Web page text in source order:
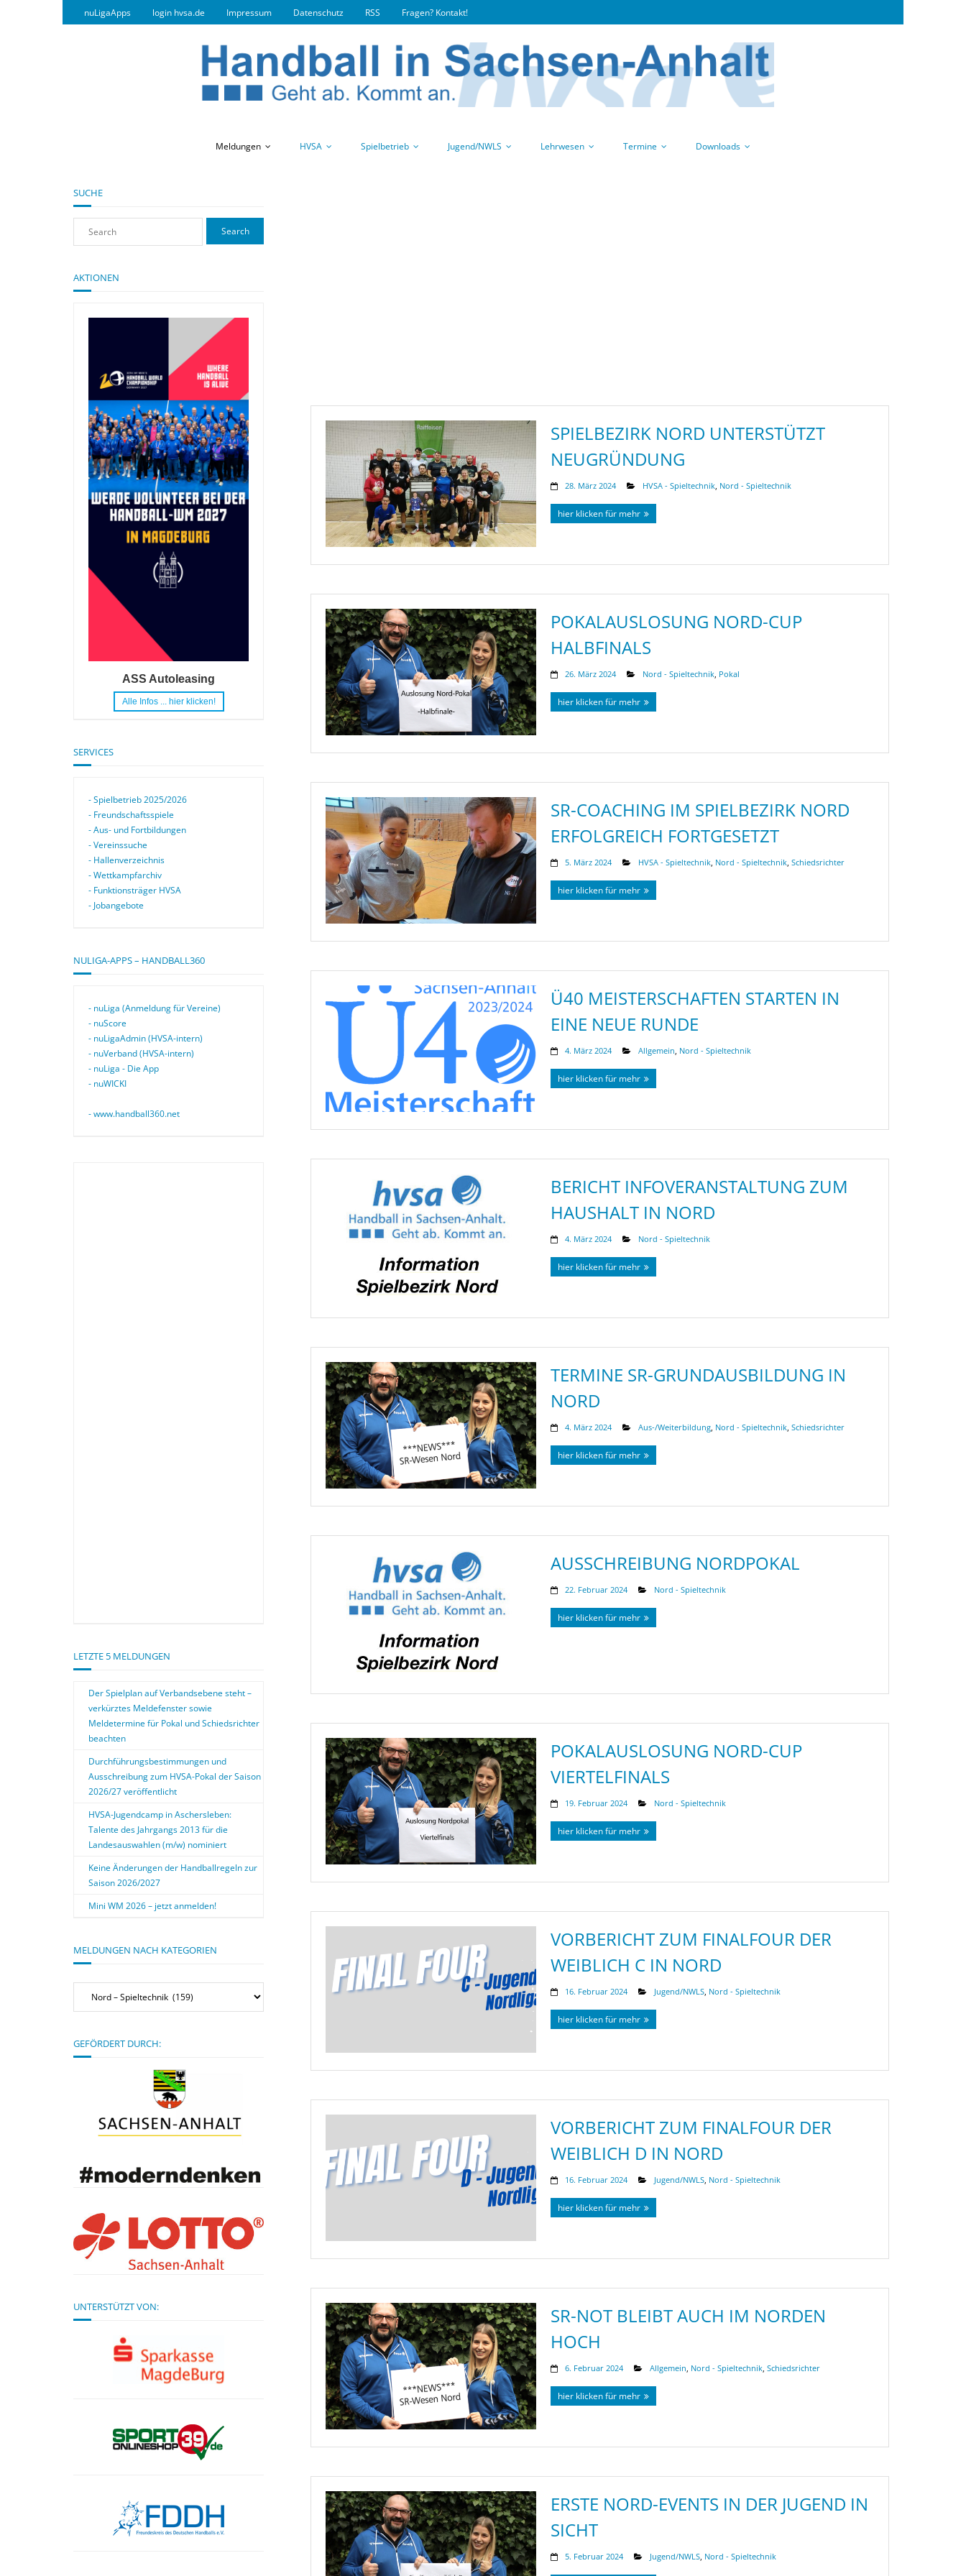
nuLigaApps login hvsa.de Impressum Datenschutz RSS Fragen? Kontakt!
Meldungen HVSA Spielbetrieb Jugend/NWLS Lehrwesen Termine Downloads
SPIELBEZIRK NORD UNTERSTÜTZT
NEUGRÜNDUNG
28. März 2024 HVSA - Spieltechnik, Nord - Spieltechnik
hier klicken für mehr
POKALAUSLOSUNG NORD-CUP
HALBFINALS
26. März 2024 Nord - Spieltechnik, Pokal
hier klicken für mehr
SR-COACHING IM SPIELBEZIRK NORD
ERFOLGREICH FORTGESETZT
5. März 2024 HVSA - Spieltechnik, Nord - Spieltechnik,Schiedsrichter
hier klicken für mehr
Ü40 MEISTERSCHAFTEN STARTEN IN
EINE NEUE RUNDE
4. März 2024 Allgemein, Nord - Spieltechnik
hier klicken für mehr
BERICHT INFOVERANSTALTUNG ZUM
HAUSHALT IN NORD
4. März 2024 Nord - Spieltechnik
hier klicken für mehr
TERMINE SR-GRUNDAUSBILDUNG IN
NORD
4. März 2024 Aus-/Weiterbildung, Nord - Spieltechnik,Schiedsrichter
hier klicken für mehr
AUSSCHREIBUNG NORDPOKAL
22. Februar 2024 Nord - Spieltechnik
hier klicken für mehr
POKALAUSLOSUNG NORD-CUP
VIERTELFINALS
19. Februar 2024 Nord - Spieltechnik
hier klicken für mehr
VORBERICHT ZUM FINALFOUR DER
WEIBLICH C IN NORD
16. Februar 2024 Jugend/NWLS, Nord - Spieltechnik
hier klicken für mehr
VORBERICHT ZUM FINALFOUR DER
WEIBLICH D IN NORD
16. Februar 2024 Jugend/NWLS, Nord - Spieltechnik
hier klicken für mehr
SR-NOT BLEIBT AUCH IM NORDEN
HOCH
6. Februar 2024 Allgemein, Nord - Spieltechnik,Schiedsrichter
hier klicken für mehr
ERSTE NORD-EVENTS IN DER JUGEND IN
SICHT
5. Februar 2024 Jugend/NWLS, Nord - Spieltechnik
SUCHE
AKTIONEN
ASS Autoleasing
Alle Infos ... hier klicken!
SERVICES
- Spielbetrieb 2025/2026
- Freundschaftsspiele
- Aus- und Fortbildungen
- Vereinssuche
- Hallenverzeichnis
- Wettkampfarchiv
- Funktionsträger HVSA
- Jobangebote
NULIGA-APPS – HANDBALL360
- nuLiga (Anmeldung für Vereine)
- nuScore
- nuLigaAdmin (HVSA-intern)
- nuVerband (HVSA-intern)
- nuLiga - Die App
- nuWICKI
- www.handball360.net
LETZTE 5 MELDUNGEN
Der Spielplan auf Verbandsebene steht –
verkürztes Meldefenster sowie
Meldetermine für Pokal und Schiedsrichter
beachten
Durchführungsbestimmungen und
Ausschreibung zum HVSA-Pokal der Saison
2026/27 veröffentlicht
HVSA-Jugendcamp in Aschersleben:
Talente des Jahrgangs 2013 für die
Landesauswahlen (m/w) nominiert
Keine Änderungen der Handballregeln zur
Saison 2026/2027
Mini WM 2026 – jetzt anmelden!
MELDUNGEN NACH KATEGORIEN
Meldungen
Kategorien
GEFÖRDERT DURCH:
UNTERSTÜTZT VON: